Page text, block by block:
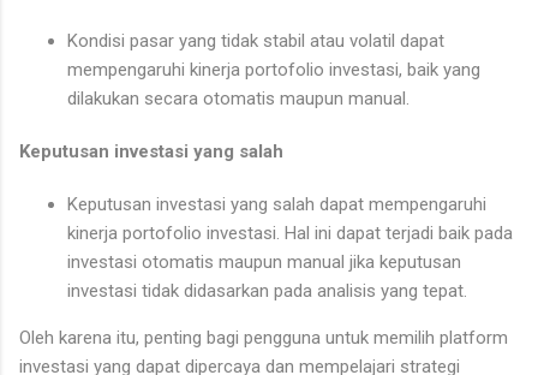
Kondisi pasar yang tidak stabil atau volatil dapat
mempengaruhi kinerja portofolio investasi, baik yang
dilakukan secara otomatis maupun manual.
Keputusan investasi yang salah
Keputusan investasi yang salah dapat mempengaruhi
kinerja portofolio investasi. Hal ini dapat terjadi baik pada
investasi otomatis maupun manual jika keputusan
investasi tidak didasarkan pada analisis yang tepat.
Oleh karena itu, penting bagi pengguna untuk memilih platform
investasi yang dapat dipercaya dan mempelajari strategi